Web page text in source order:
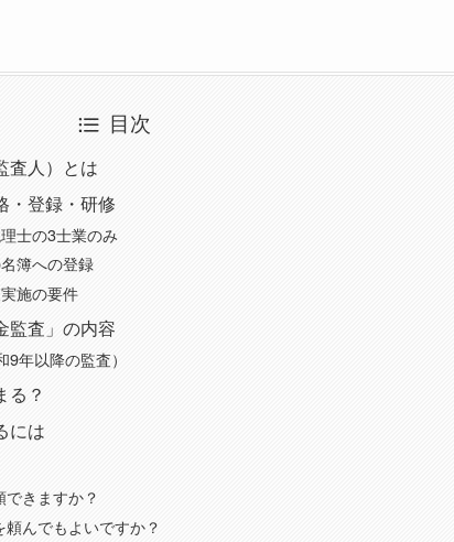
目次
査人）とは
・登録・研修
士の3士業のみ
簿への登録
施の要件
監査」の内容
年以降の監査）
る？
には
きますか？
んでもよいですか？